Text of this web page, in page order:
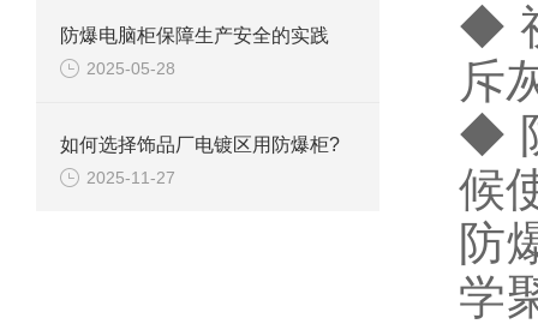
防爆电脑柜保障生产安全的实践
2025-05-28
如何选择饰品厂电镀区用防爆柜?
2025-11-27
◆
斥
◆
候
防
学